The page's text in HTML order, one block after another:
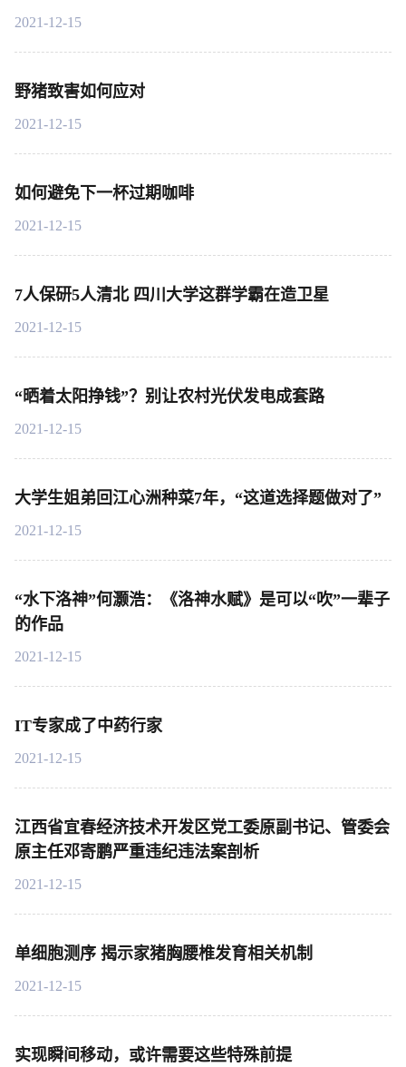
2021-12-15
野猪致害如何应对
2021-12-15
如何避免下一杯过期咖啡
2021-12-15
7人保研5人清北 四川大学这群学霸在造卫星
2021-12-15
“晒着太阳挣钱”？别让农村光伏发电成套路
2021-12-15
大学生姐弟回江心洲种菜7年，“这道选择题做对了”
2021-12-15
“水下洛神”何灏浩：《洛神水赋》是可以“吹”一辈子
的作品
2021-12-15
IT专家成了中药行家
2021-12-15
江西省宜春经济技术开发区党工委原副书记、管委会
原主任邓寄鹏严重违纪违法案剖析
2021-12-15
单细胞测序 揭示家猪胸腰椎发育相关机制
2021-12-15
实现瞬间移动，或许需要这些特殊前提